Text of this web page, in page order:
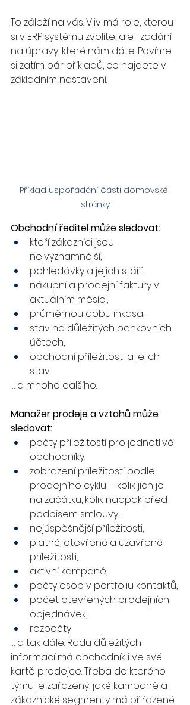
To záleží na vás. Vliv má role, kterou
si v ERP systému zvolíte, ale i zadání
na úpravy, které nám dáte. Povíme
si zatím pár příkladů, co najdete v
základním nastavení.
Příklad uspořádání části domovské
stránky
Obchodní ředitel může sledovat:
kteří zákazníci jsou
nejvýznamnější,
pohledávky a jejich stáří,
nákupní a prodejní faktury v
aktuálním měsíci,
průměrnou dobu inkasa,
stav na důležitých bankovních
účtech,
obchodní příležitosti a jejich
stav
… a mnoho dalšího.
Manažer prodeje a vztahů může
sledovat:
počty příležitostí pro jednotlivé
obchodníky,
zobrazení příležitostí podle
prodejního cyklu – kolik jich je
na začátku, kolik naopak před
podpisem smlouvy,
nejúspěšnější příležitosti,
platné, otevřené a uzavřené
příležitosti,
aktivní kampaně,
počty osob v portfoliu kontaktů,
počet otevřených prodejních
objednávek,
rozpočty
… a tak dále. Řadu důležitých
informací má obchodník i ve své
kartě prodejce. Třeba do kterého
týmu je zařazený, jaké kampaně a
zákaznické segmenty má přiřazené